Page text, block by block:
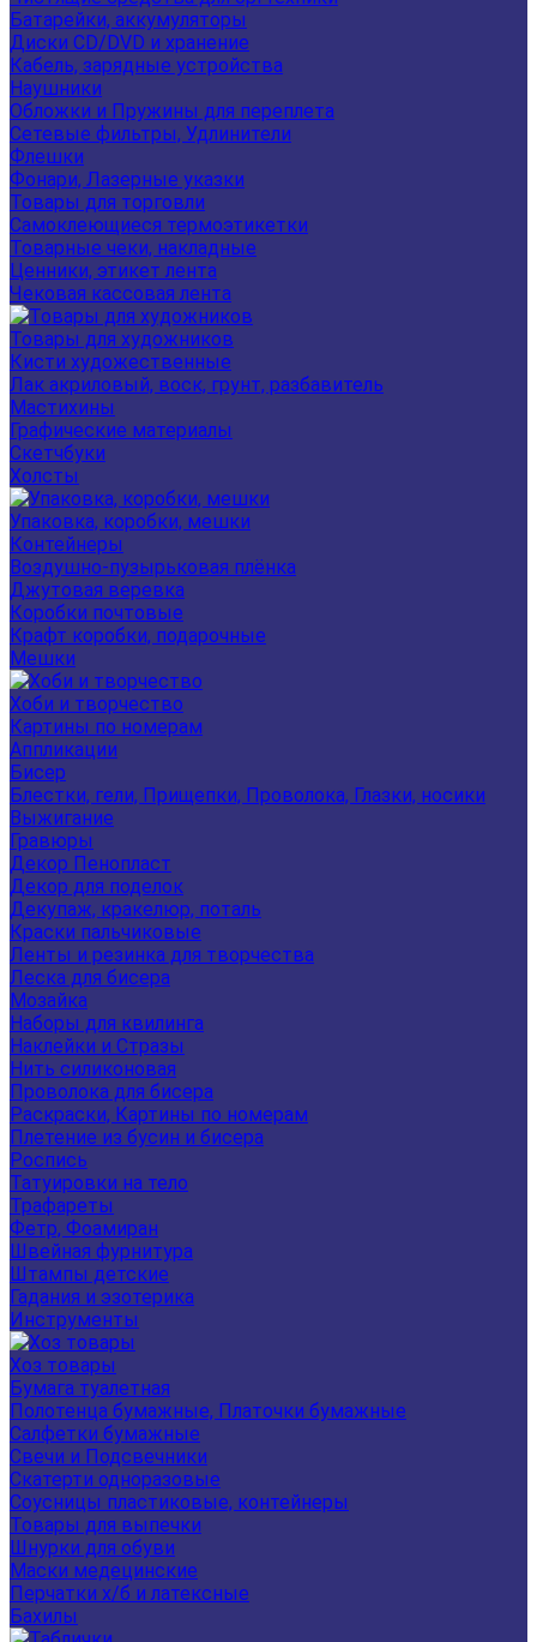
Батарейки, аккумуляторы
Диски CD/DVD и хранение
Кабель, зарядные устройства
Наушники
Обложки и Пружины для переплета
Сетевые фильтры, Удлинители
Флешки
Фонари, Лазерные указки
Товары для торговли
Самоклеющиеся термоэтикетки
Товарные чеки, накладные
Ценники, этикет лента
Чековая кассовая лента
Товары для художников
Кисти художественные
Лак акриловый, воск, грунт, разбавитель
Мастихины
Графические материалы
Скетчбуки
Холсты
Упаковка, коробки, мешки
Контейнеры
Воздушно-пузырьковая плёнка
Джутовая веревка
Коробки почтовые
Крафт коробки, подарочные
Мешки
Хоби и творчество
Картины по номерам
Аппликации
Бисер
Блестки, гели, Прищепки, Проволока, Глазки, носики
Выжигание
Гравюры
Декор Пенопласт
Декор для поделок
Декупаж, кракелюр, поталь
Краски пальчиковые
Ленты и резинка для творчества
Леска для бисера
Мозайка
Наборы для квилинга
Наклейки и Стразы
Нить силиконовая
Проволока для бисера
Раскраски, Картины по номерам
Плетение из бусин и бисера
Роспись
Татуировки на тело
Трафареты
Фетр, Фоамиран
Швейная фурнитура
Штампы детские
Гадания и эзотерика
Инструменты
Хоз товары
Бумага туалетная
Полотенца бумажные, Платочки бумажные
Салфетки бумажные
Свечи и Подсвечники
Скатерти одноразовые
Соусницы пластиковые, контейнеры
Товары для выпечки
Шнурки для обуви
Маски медецинские
Перчатки х/б и латексные
Бахилы